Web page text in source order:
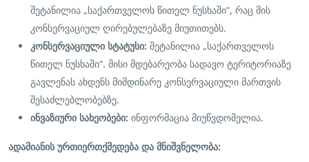
შეტანილია „საქართველოს წითელ ნუსხაში“, რაც მის
კონსერვაციულ ღირებულებაზე მიუთითებს.
კონსერვაციული სტატუსი: შეტანილია „საქართველოს
წითელ ნუსხაში“. მისი მდებარეობა სადავო ტერიტორიაზე
გავლენას ახდენს მიმდინარე კონსერვაციული მართვის
შესაძლებლობებზე.
ინვაზიური სახეობები: ინფორმაცია მიუწვდომელია.
ადამიანის ურთიერთქმედება და მნიშვნელობა: